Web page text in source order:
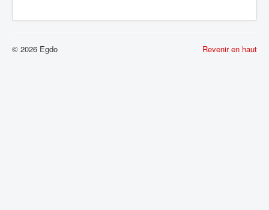
Revenir en haut
© 2026 Egdo